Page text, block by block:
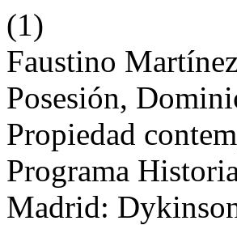
(1)
Faustino
Posesión,
Propiedad
Programa
Madrid: